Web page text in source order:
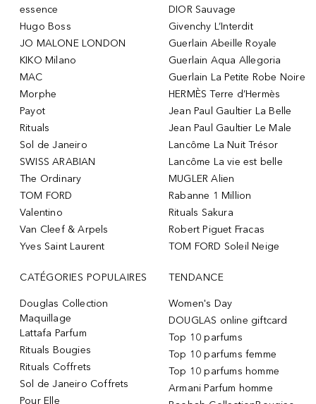
essence
Hugo Boss
JO MALONE LONDON
KIKO Milano
MAC
Morphe
Payot
Rituals
Sol de Janeiro
SWISS ARABIAN
The Ordinary
TOM FORD
Valentino
Van Cleef & Arpels
Yves Saint Laurent
DIOR Sauvage
Givenchy L’Interdit
Guerlain Abeille Royale
Guerlain Aqua Allegoria
Guerlain La Petite Robe Noire
HERMÈS Terre d’Hermès
Jean Paul Gaultier La Belle
Jean Paul Gaultier Le Male
Lancôme La Nuit Trésor
Lancôme La vie est belle
MUGLER Alien
Rabanne 1 Million
Rituals Sakura
Robert Piguet Fracas
TOM FORD Soleil Neige
CATÉGORIES POPULAIRES
Douglas Collection
Maquillage
Lattafa Parfum
Rituals Bougies
Rituals Coffrets
Sol de Janeiro Coffrets
Pour Elle
TENDANCE
Women's Day
DOUGLAS online giftcard
Top 10 parfums
Top 10 parfums femme
Top 10 parfums homme
Armani Parfum homme